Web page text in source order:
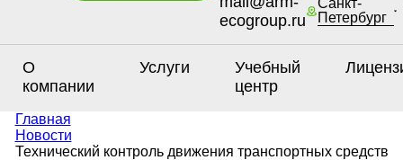
ecogroup.ru
Санкт-
Петербург
О
компании
Услуги
Учебный
центр
Главная
Новости
Технический контроль движения транспортных средств